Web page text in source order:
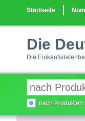
Startseite
Die
Die
nach